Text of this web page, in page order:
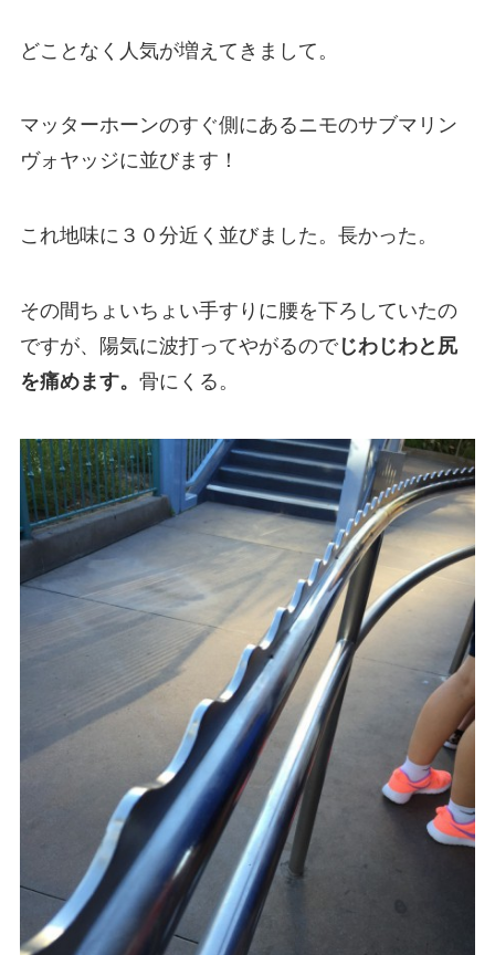
どことなく人気が増えてきまして。
マッターホーンのすぐ側にあるニモのサブマリン
ヴォヤッジに並びます！
これ地味に３０分近く並びました。長かった。
その間ちょいちょい手すりに腰を下ろしていたの
ですが、陽気に波打ってやがるのでじわじわと尻
を痛めます。 骨にくる。